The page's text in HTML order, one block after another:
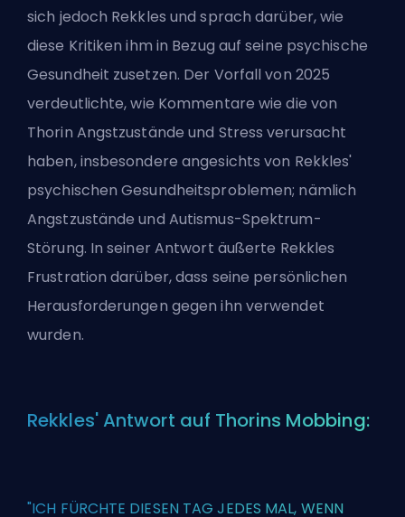
sich jedoch Rekkles und sprach darüber, wie
diese Kritiken ihm in Bezug auf seine psychische
Gesundheit zusetzen. Der Vorfall von 2025
verdeutlichte, wie Kommentare wie die von
Thorin Angstzustände und Stress verursacht
haben, insbesondere angesichts von Rekkles'
psychischen Gesundheitsproblemen; nämlich
Angstzustände und Autismus-Spektrum-
Störung. In seiner Antwort äußerte Rekkles
Frustration darüber, dass seine persönlichen
Herausforderungen gegen ihn verwendet
wurden.
Rekkles' Antwort auf Thorins Mobbing:
"ICH FÜRCHTE DIESEN TAG JEDES MAL, WENN